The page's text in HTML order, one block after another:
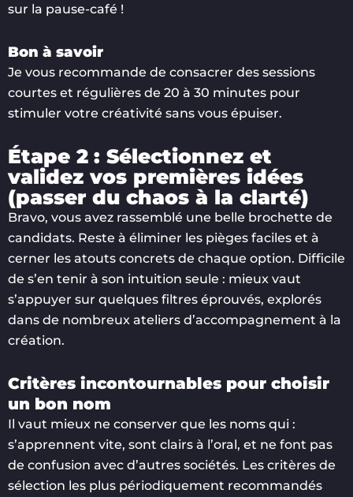
sur la pause-café !
Bon à savoir
Je vous recommande de consacrer des sessions
courtes et régulières de 20 à 30 minutes pour
stimuler votre créativité sans vous épuiser.
Étape 2 : Sélectionnez et
validez vos premières idées
(passer du chaos à la clarté)
Bravo, vous avez rassemblé une belle brochette de
candidats. Reste à éliminer les pièges faciles et à
cerner les atouts concrets de chaque option. Difficile
de s’en tenir à son intuition seule : mieux vaut
s’appuyer sur quelques filtres éprouvés, explorés
dans de nombreux ateliers d’accompagnement à la
création.
Critères incontournables pour choisir
un bon nom
Il vaut mieux ne conserver que les noms qui :
s’apprennent vite, sont clairs à l’oral, et ne font pas
de confusion avec d’autres sociétés. Les critères de
sélection les plus périodiquement recommandés